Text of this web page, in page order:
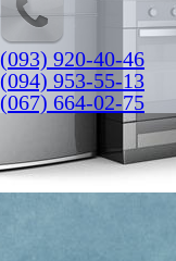
(093) 920-40-46
(094) 953-55-13
(067) 664-02-75